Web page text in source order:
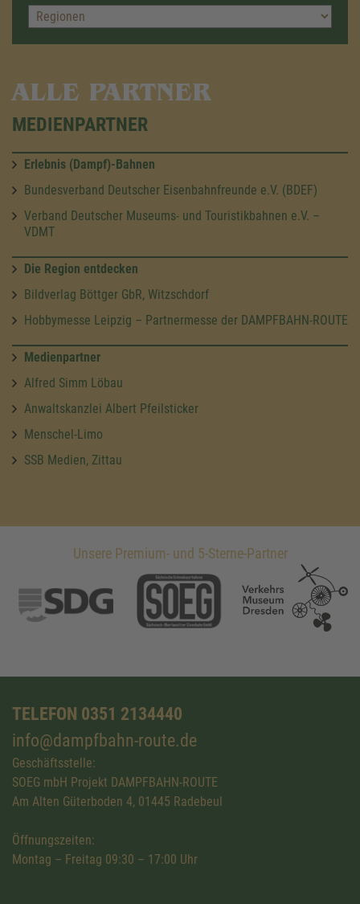
ALLE PARTNER
MEDIENPARTNER
Erlebnis (Dampf)-Bahnen
Bundesverband Deutscher Eisenbahnfreunde e.V. (BDEF)
Verband Deutscher Museums- und Touristikbahnen e.V. –
VDMT
Die Region entdecken
Bildverlag Böttger GbR, Witzschdorf
Hobbymesse Leipzig – Partnermesse der DAMPFBAHN-ROUTE
Medienpartner
Alfred Simm Löbau
Anwaltskanzlei Albert Pfeilsticker
Menschel-Limo
SSB Medien, Zittau
Unsere Premium- und 5-Sterne-Partner
TELEFON 0351 2134440
info@dampfbahn-route.de
Geschäftsstelle:
SOEG mbH Projekt DAMPFBAHN-ROUTE
Am Alten Güterboden 4, 01445 Radebeul
Öffnungszeiten:
Montag – Freitag 09:30 – 17:00 Uhr